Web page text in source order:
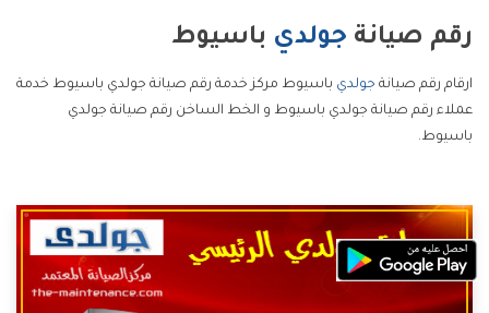
رقم صيانة جولدي باسيوط
ارقام رقم صيانة جولدي باسيوط مركز خدمة رقم صيانة جولدي باسيوط خدمة
عملاء رقم صيانة جولدي باسيوط و الخط الساخن رقم صيانة جولدي
باسيوط.